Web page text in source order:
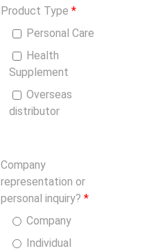
Product Type *
Personal Care
Health
Supplement
Overseas
distributor
Company
representation or
personal inquiry? *
Company
Individual